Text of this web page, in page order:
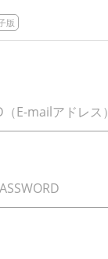
版
（E-mailアドレス）